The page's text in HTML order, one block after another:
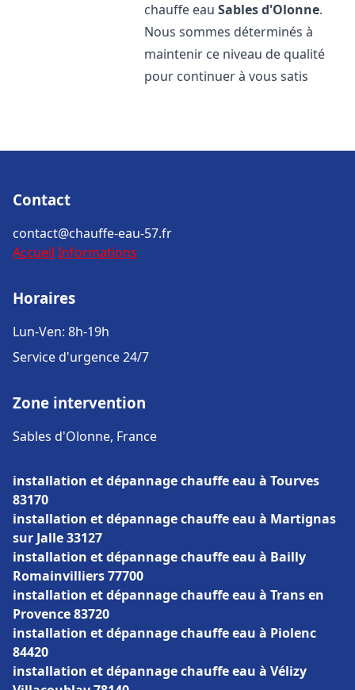
chauffe eauSables d'Olonne.
Nous sommes déterminés à
maintenir ce niveau de qualité
pour continuer à vous satis
Contact
contact@chauffe-eau-57.fr
Accueil Informations
Horaires
Lun-Ven: 8h-19h
Service d'urgence 24/7
Zone intervention
Sables d'Olonne, France
installation et dépannage chauffe eau à Tourves
83170
installation et dépannage chauffe eau à Martignas
sur Jalle 33127
installation et dépannage chauffe eau à Bailly
Romainvilliers 77700
installation et dépannage chauffe eau à Trans en
Provence 83720
installation et dépannage chauffe eau à Piolenc
84420
installation et dépannage chauffe eau à Vélizy